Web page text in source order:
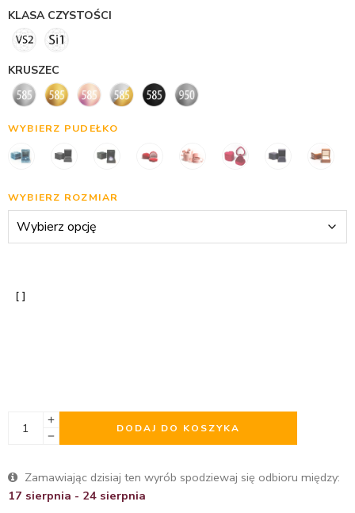
KLASA CZYSTOŚCI
KRUSZEC
WYBIERZ PUDEŁKO
WYBIERZ ROZMIAR
DODAJ DO KOSZYKA
Zamawiając dzisiaj ten wyrób spodziewaj się odbioru między:
17 sierpnia - 24 sierpnia